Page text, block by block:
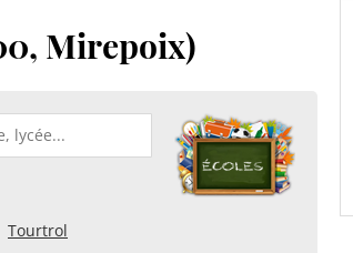
Mirepoix)
Tourtrol